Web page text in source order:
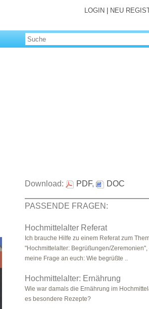
LOGIN NEU
Download: PDF, DOC
PASSENDE FRAGEN:
Hochmittelalter Referat
Ich brauche Hilfe zu einem Referat zum
"Hochmittelalter: Begrüßungen/Zeremonien",
meine Frage an euch: Wie begrüßte ..
Hochmittelalter: Ernährung
Wie war damals die Ernährung im
es besondere Rezepte?